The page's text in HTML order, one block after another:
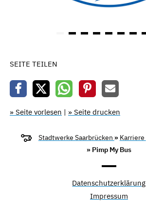
SEITE TEILEN
» Seite vorlesen | » Seite drucken
Stadtwerke Saarbrücken » Karriere
» Pimp My Bus
Datenschutzerklärung
Impressum